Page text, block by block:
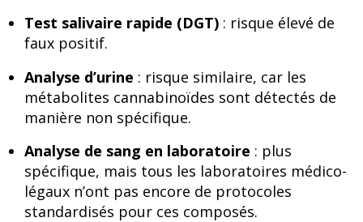
Test salivaire rapide (DGT) : risque élevé de
faux positif.
Analyse d’urine : risque similaire, car les
métabolites cannabinoïdes sont détectés de
manière non spécifique.
Analyse de sang en laboratoire : plus
spécifique, mais tous les laboratoires médico-
légaux n’ont pas encore de protocoles
standardisés pour ces composés.